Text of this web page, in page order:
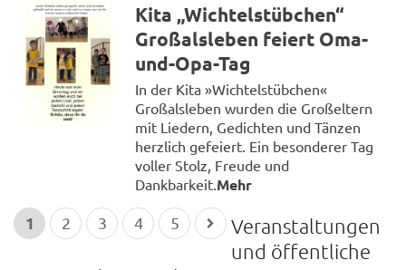
Kita „Wichtelstübchen“
Großalsleben feiert Oma-
und-Opa-Tag
In der Kita »Wichtelstübchen«
Großalsleben wurden die Großeltern
mit Liedern, Gedichten und Tänzen
herzlich gefeiert. Ein besonderer Tag
voller Stolz, Freude und
Dankbarkeit. Mehr
1 2 3 4 5
Veranstaltungen
und öffentliche